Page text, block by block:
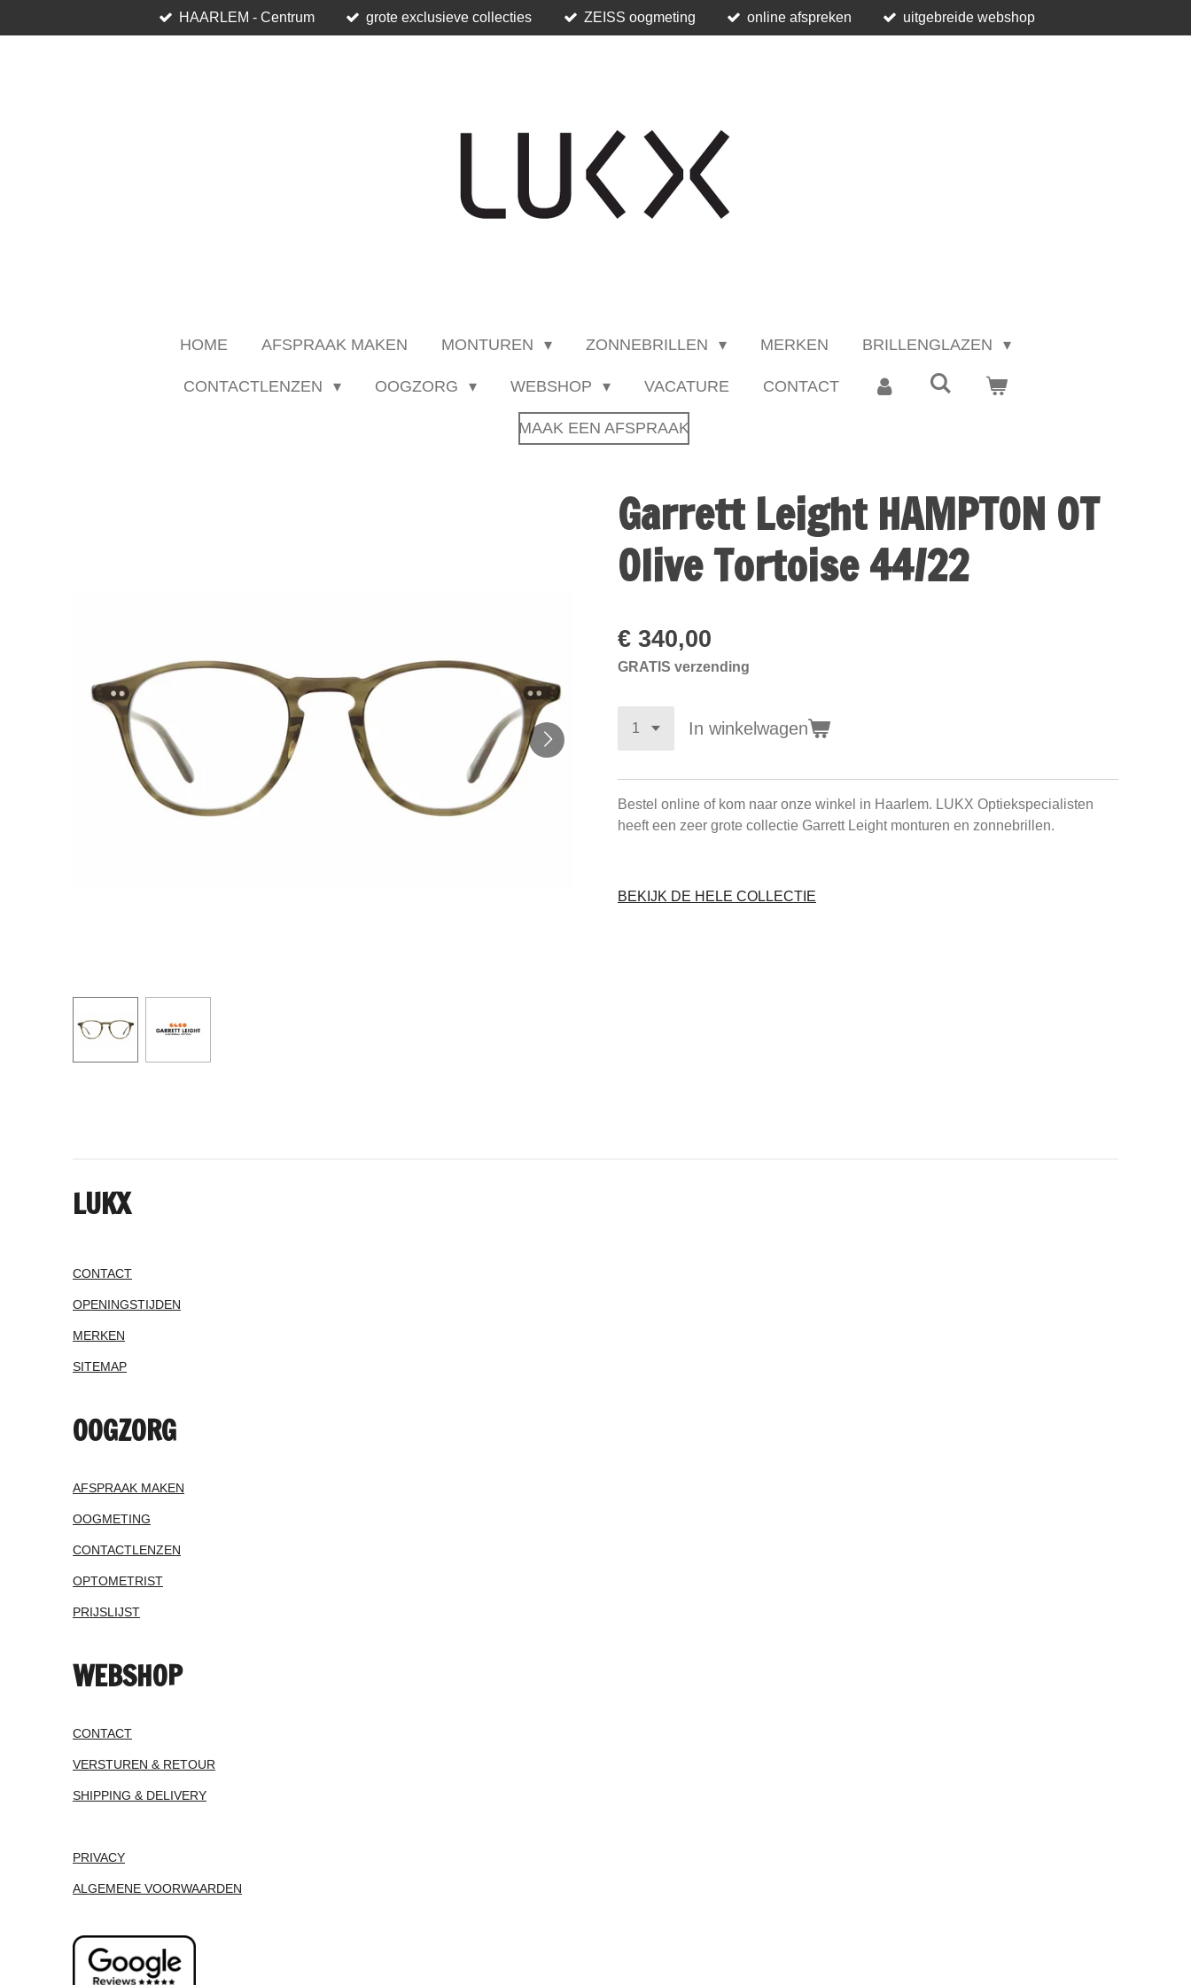
direct
HAARLEM - Centrum grote exclusieve collecties ZEISS oogmeting online afspreken uitgebreide webshop
HOME AFSPRAAK MAKEN MONTUREN ZONNEBRILLEN MERKEN BRILLENGLAZEN
CONTACTLENZEN OOGZORG WEBSHOP VACATURE CONTACT
MAAK EEN AFSPRAAK
Garrett Leight HAMPTON OT
Olive Tortoise 44/22
€ 340,00
GRATIS verzending
In winkelwagen
Bestel online of kom naar onze winkel in Haarlem. LUKX Optiekspecialisten
heeft een zeer grote collectie Garrett Leight monturen en zonnebrillen.
BEKIJK DE HELE COLLECTIE
LUKX
CONTACT
OPENINGSTIJDEN
MERKEN
SITEMAP
OOGZORG
AFSPRAAK MAKEN
OOGMETING
CONTACTLENZEN
OPTOMETRIST
PRIJSLIJST
WEBSHOP
CONTACT
VERSTUREN & RETOUR
SHIPPING & DELIVERY
PRIVACY
ALGEMENE VOORWAARDEN